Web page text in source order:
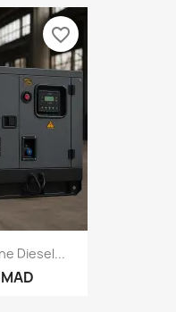
Diesel...
favorite_border